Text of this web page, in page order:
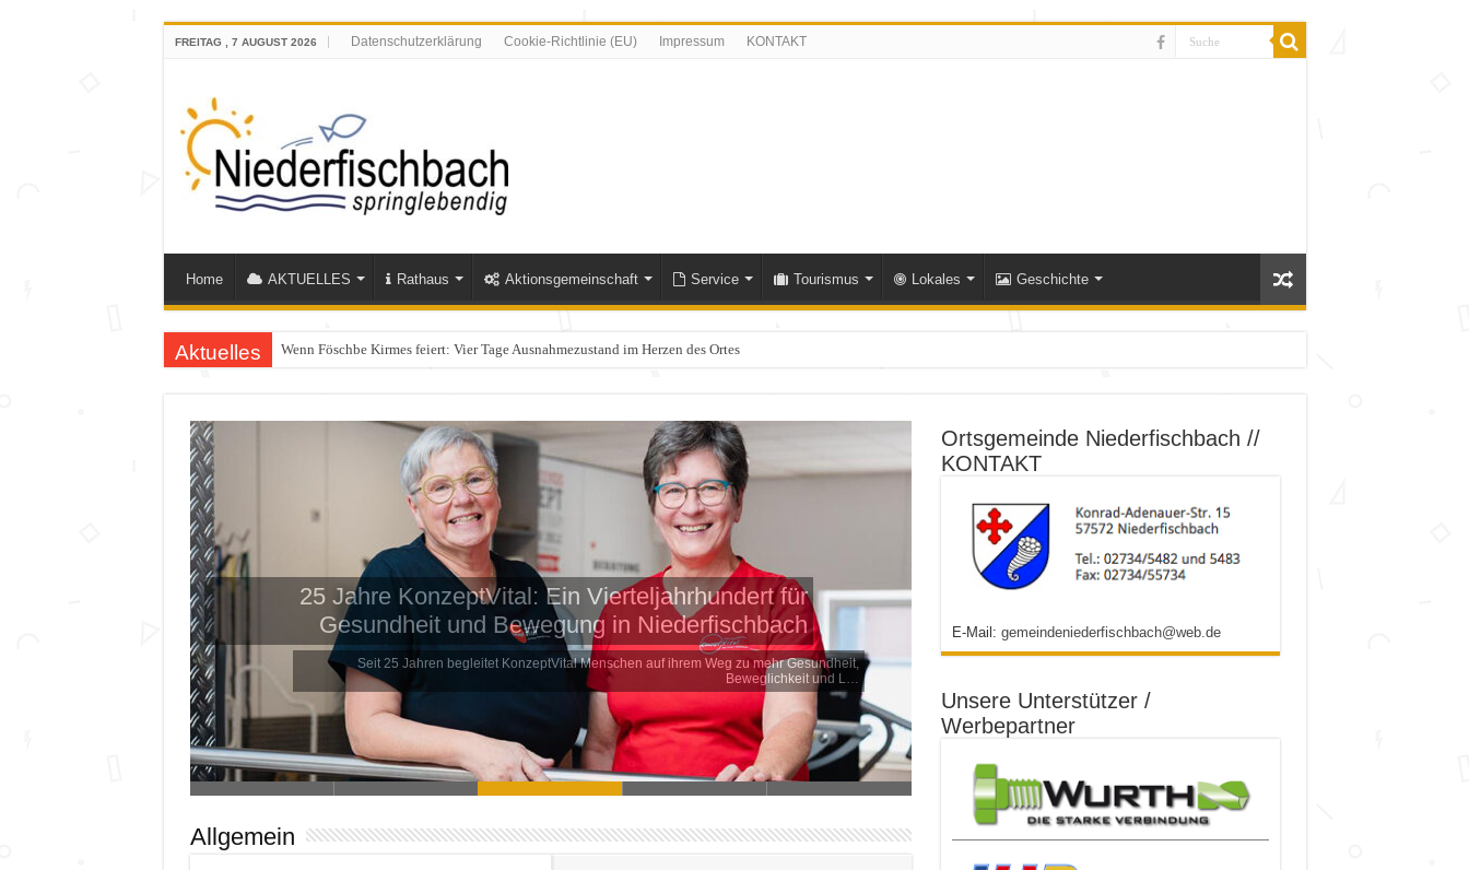
FREITAG , 7 AUGUST 2026 Datenschutzerklärung Cookie-Richtlinie (EU) Impressum KONTAKT
Home AKTUELLES Rathaus Aktionsgemeinschaft Service Tourismus Lokales Geschichte
Aktuelles Polizeieinsatz nach Verkehrskontrolle im Bereich Niederfischbach – Zeugen gesucht
25 Jahre KonzeptVital: Ein Vierteljahrhundert für
Gesundheit und Bewegung in Niederfischbach
Seit 25 Jahren begleitet KonzeptVital Menschen auf ihrem Weg zu mehr Gesundheit,
Beweglichkeit und L…
Allgemein
Ortsgemeinde Niederfischbach //
KONTAKT
E-Mail: gemeindeniederfischbach@web.de
Unsere Unterstützer /
Werbepartner